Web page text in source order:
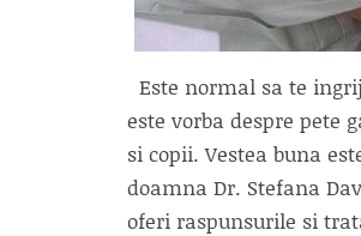
Este normal sa te
este vorba despre pete
si copii. Vestea buna
doamna Dr. Stefana
oferi raspunsurile si